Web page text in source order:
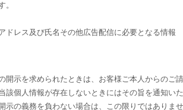
。
ドレス及び氏名その他広告配信に必要となる情報
開示を求められたときは、お客様ご本人からのご
個人情報が存在しないときにはその旨を通知い
示の義務を負わない場合は、この限りではありませ